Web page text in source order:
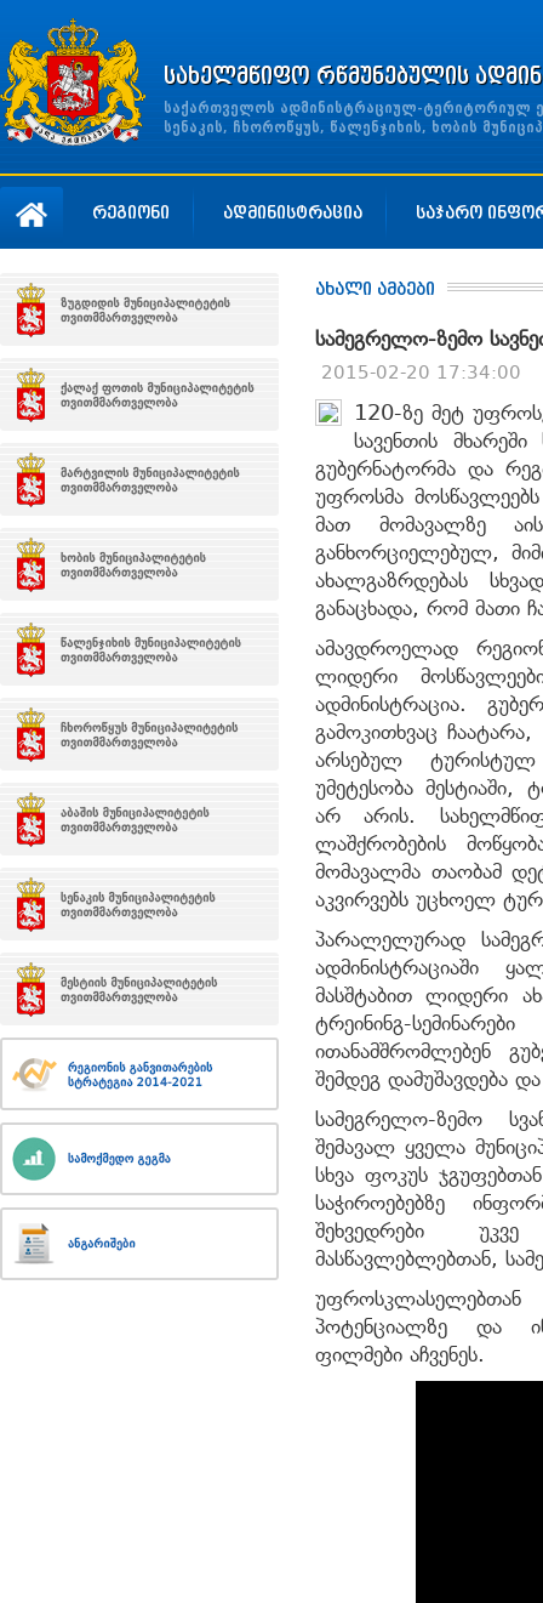
სახელმწიფო რწმუნებულის
საქართველოს ადმინისტრაციულ-ტერიტორიულ
სენაკის, ჩხოროწყუს, წალენჯიხის, ხობის
რეგიონი ადმინისტრაცია საჯარო
ახალი ამბები
სამეგრელო-ზემო
2015-02-20 17:34:00
120-ზე მეტ
სავენთის
გუბერნატორმა და
უფროსმა
მათ მომავალზე
განხორციელებულ,
ახალგაზრდებას
განაცხადა, რომ მათი
ამავდროელად
ლიდერი
ადმინისტრაცია.
გამოკითხვაც
არსებულ ტურისტულ
უმეტესობა მესტიაში,
არ არის.
ლაშქრობების
მომავალმა თაობამ
აკვირვებს უცხოელ
პარალელურად
ადმინისტრაციაში
მასშტაბით ლიდერი
ტრეინინგ-
ითანამშრომლებენ
შემდეგ დამუშავდება
სამეგრელო-ზემო
შემავალ ყველა
სხვა ფოკუს
საჭიროებებზე
შეხვედრები
მასწავლებლებთან,
პოტენციალზე და
ფილმები აჩვენეს.